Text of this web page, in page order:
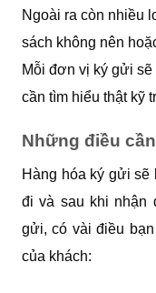
Ngoài ra còn nhiều
sách không nên
Mỗi đơn vị ký gửi
cần tìm hiểu thật kỹ
Những điều
Hàng hóa ký gửi
đi và sau khi nhận
gửi, có vài điều
của khách: